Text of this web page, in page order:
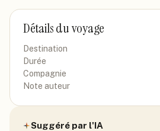
Détails du voyage
Destination
Durée
Compagnie
Note auteur
Suggéré par l'IA